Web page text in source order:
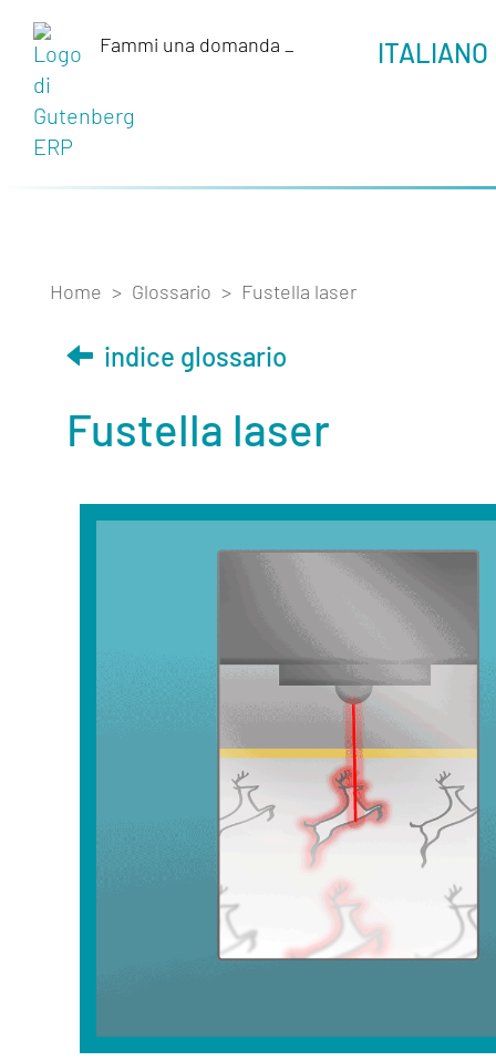
Strumenti
Fammi una domanda _ ITALIANO
Home > Glossario > Fustella laser
indice glossario
Fustella laser